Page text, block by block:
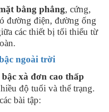
bằng phẳng, cứng,
đường điện, đường ống
các thiết bị tối thiểu từ
ngoài trời
bậc xà đơn cao thấp
độ tuổi và thể trạng.
bài tập: